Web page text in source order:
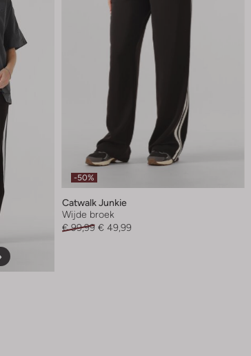
-50%
Catwalk Junkie
Wijde broek
€ 99,99 € 49,99